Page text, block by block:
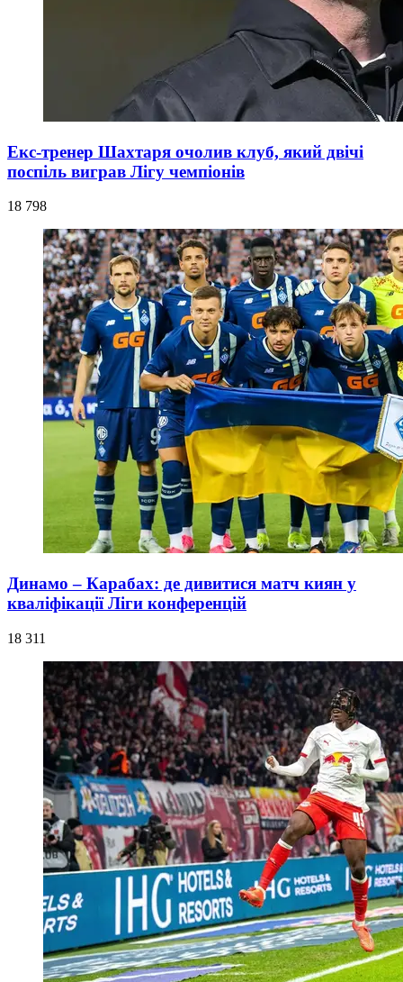
Екс-тренер Шахтаря очолив клуб, який двічі
поспіль виграв Лігу чемпіонів
18 798
Динамо – Карабах: де дивитися матч киян у
кваліфікації Ліги конференцій
18 311